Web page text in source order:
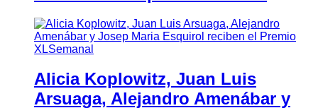
Alicia Koplowitz, Juan Luis
Arsuaga, Alejandro Amenábar y